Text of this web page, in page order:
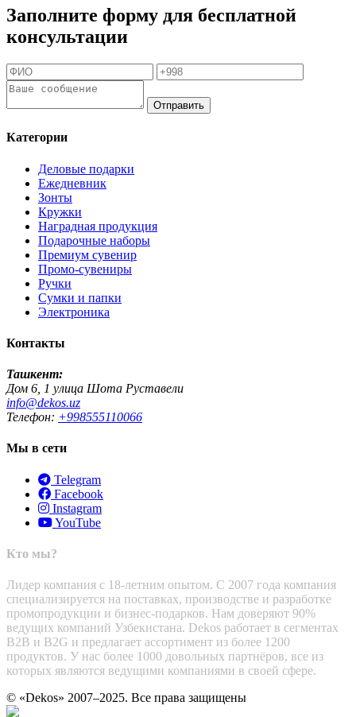
Заполните форму для бесплатной
консультации
Отправить
Категории
Деловые подарки
Ежедневник
Зонты
Кружки
Наградная продукция
Подарочные наборы
Премиум сувенир
Промо-сувениры
Ручки
Сумки и папки
Электроника
Контакты
Ташкент:
Дом 6, 1 улица Шота Руставели
info@dekos.uz
Телефон: +998555110066
Мы в сети
Telegram
Facebook
Instagram
YouTube
Кто мы?
Лидер компания с 18-летним опытом. С 2007 года компания
специализируется на поставках, производстве и разработке
промопродукции и бизнес-подарков. Нам доверяют 90%
ведущих компаний Узбекистана. Dekos работает в сегментах
B2B и B2G и предлагает ассортимент из более 1200
продуктов. У нас более 1000 довольных партнёров, все из
которых являются ведущими компаниями в своей сфере.
© «Dekos» 2007–2025. Все права защищены